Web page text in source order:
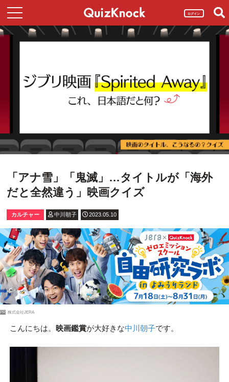
ログイン
「アナ雪」「鬼滅」…タイトルが「海外
だと全然違う」映画クイズ
カルチャー 中川朝子 2023.05.10
PR 株式会社JERA
こんにちは。 映画鑑賞が大好きな中川朝子です。